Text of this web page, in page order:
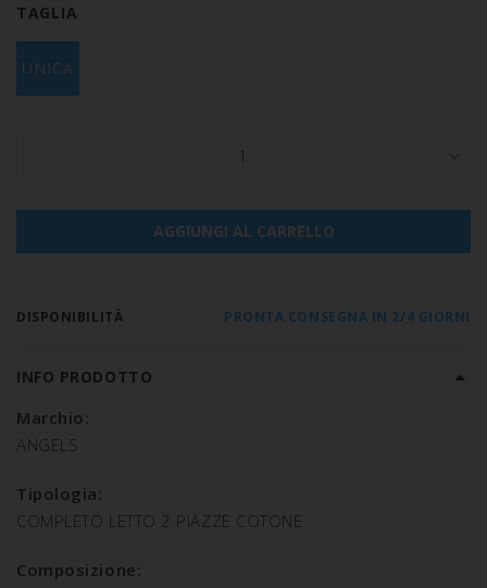
TAGLIA
UNICA
1
AGGIUNGI AL CARRELLO
DISPONIBILITÀ PRONTA CONSEGNA IN 2/4 GIORNI
INFO PRODOTTO
Marchio:
ANGELS
Tipologia:
COMPLETO LETTO 2 PIAZZE COTONE
Composizione: